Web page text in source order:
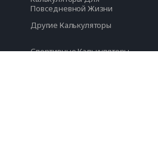
Повседневной Жизни
Другие Калькуляторы
Спортивные Калькуляторы